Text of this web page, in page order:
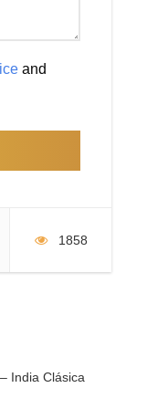
and
1858
India Clásica
– AGRA (MP)
Sikri ,
hacia
de su proximo